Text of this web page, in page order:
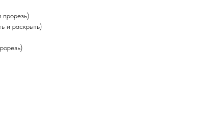
прорезь)
и раскрыть)